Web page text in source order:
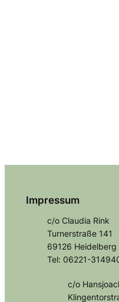
Impressum
c/o Claudia Rink
Turnerstraße 141
69126 Heidelberg
Tel: 06221-
c/o